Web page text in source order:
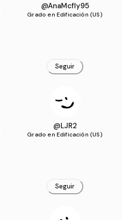
@AnaMcfly95
Grado en Edificación (US)
Seguir
@LJR2
Grado en Edificación (US)
Seguir